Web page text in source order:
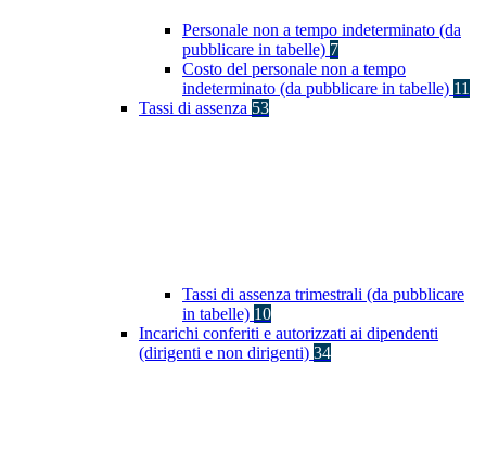
Personale non a tempo indeterminato (da
pubblicare in tabelle) 7
Costo del personale non a tempo
indeterminato (da pubblicare in tabelle) 11
Tassi di assenza 53
Tassi di assenza trimestrali (da pubblicare
in tabelle) 10
Incarichi conferiti e autorizzati ai dipendenti
(dirigenti e non dirigenti) 34